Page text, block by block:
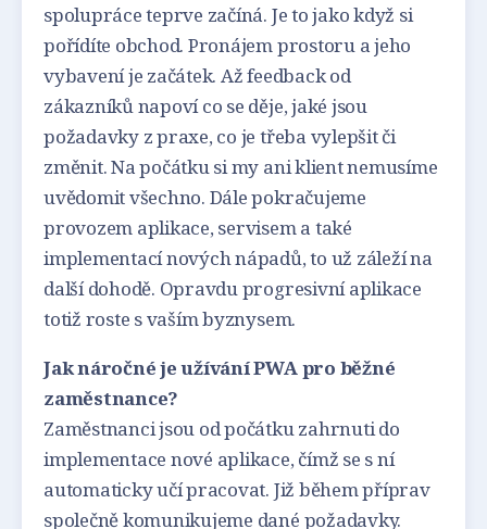
spolupráce teprve začíná. Je to jako když si
pořídíte obchod. Pronájem prostoru a jeho
vybavení je začátek. Až feedback od
zákazníků napoví co se děje, jaké jsou
požadavky z praxe, co je třeba vylepšit či
změnit. Na počátku si my ani klient nemusíme
uvědomit všechno. Dále pokračujeme
provozem aplikace, servisem a také
implementací nových nápadů, to už záleží na
další dohodě. Opravdu progresivní aplikace
totiž roste s vaším byznysem.
Jak náročné je užívání PWA pro běžné
zaměstnance?
Zaměstnanci jsou od počátku zahrnuti do
implementace nové aplikace, čímž se s ní
automaticky učí pracovat. Již během příprav
společně komunikujeme dané požadavky.